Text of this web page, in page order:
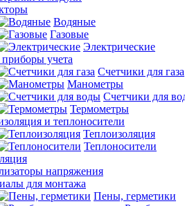
Водяные
Газовые
Электрические
учета
Счетчики для газа
Манометры
Счетчики для
Термометры
и теплоносители
Теплоизоляция
Теплоносители
напряжения
для монтажа
Пены, герметики